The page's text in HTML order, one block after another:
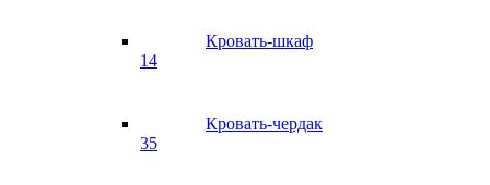
Кровать-шкаф
14
Кровать-чердак
35